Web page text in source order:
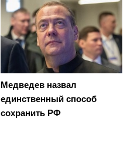
Медведев назвал
единственный способ
сохранить РФ